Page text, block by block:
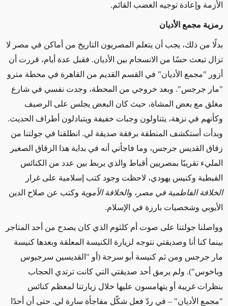
الأزمة وإعادة توجيه الغضب القائم.
رمزية مجمع الأديان
بدلًا من ذلك، يجب أن يتعلم المصريون التاريخ من أماكن في مصر لا
تزال تبعث حسًا من الانسجام بين الأديان. فقبل عدة أيام، قررت أن
أزور "مجمع الأديان" في القسم القديم من القاهرة في محطة مترو
"مار جرجس". وبعد خروجي من المحطة، وجدت نفسي في شارع
مغلق مع بعض المشاة، حيث كان البعض يجلس على الرصيف
وكأنهم في نزهة، يتناولون وجبات خفيفة ويتبادلون أطراف الحديث.
وبدأت أستكشف المنطقة برفقة صديقة لي. انطلقنا في جولتنا من
زقاق القديس جرجس، وما فاجأني أنه في بداية هذا الزقاق الصغير
المليء تقريبًا بمصريين أقباط والذي يربط بين عدد من الكنائس
القبطية وكنيس يهودي، لاحظت وجود كتب إسلامية على غرار
الخلافة الفاطمية في مصر ، والخلافة الأموية وكتب عن صلاح الدين
الأيوبي وشخصيات بارزة في الإسلام.
وواصلنا جولتنا على صوت أم كلثوم الذي كان يصدح من أحد المتاجر
بينما كنا أنا وصديقتي نتوجه لزيارة الكنيسة المعلقة وبعدها كنيسة
مار جرجس ومن ثم كنيسة أبو سرجة (أو "القديسين سرجيوس
وباخوس"). ولم يرمق أحد صديقتي التي كانت ترتدي الحجاب
بنظرات غريبة أو يتهامسون عليها خلال زيارتنا لمعظم كنائس
"مجمع الأديان" – في ردّ فعل شكّل مفاجأة سارة لي. حتى أن أحدًا